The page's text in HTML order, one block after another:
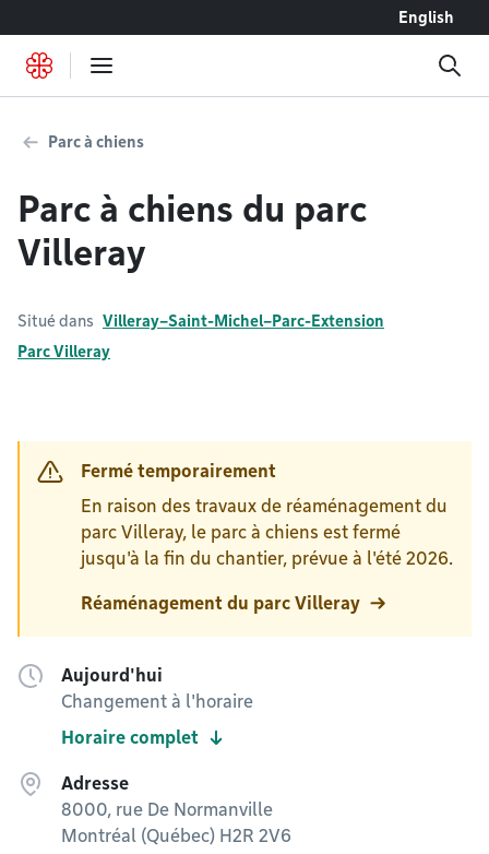
English
Parc à chiens
Parc à chiens du parc
Villeray
Situé dans Villeray–Saint-Michel–Parc-Extension
Parc Villeray
Fermé temporairement
En raison des travaux de réaménagement du
parc Villeray, le parc à chiens est fermé
jusqu'à la fin du chantier, prévue à l'été 2026.
Réaménagement du parc Villeray
Aujourd'hui
Changement à l'horaire
Horaire complet
Adresse
8000, rue De Normanville
Montréal (Québec) H2R 2V6